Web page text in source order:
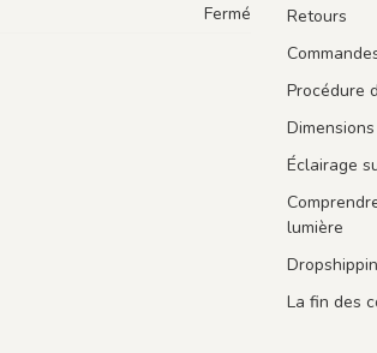
Fermé
Retours
Procédure
Éclairage
lumière
La fin des